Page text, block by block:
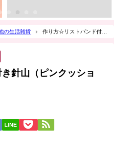
の生活雑貨
作り方☆リストバンド付き
針山（ピンクッショ
LINE